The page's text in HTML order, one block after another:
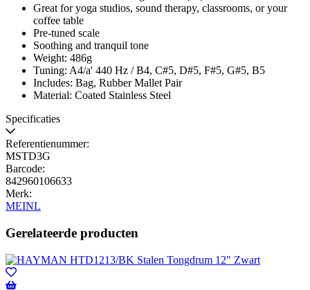
Great for yoga studios, sound therapy, classrooms, or your
coffee table
Pre-tuned scale
Soothing and tranquil tone
Weight: 486g
Tuning: A4/a' 440 Hz / B4, C#5, D#5, F#5, G#5, B5
Includes: Bag, Rubber Mallet Pair
Material: Coated Stainless Steel
Specificaties
Referentienummer:
MSTD3G
Barcode:
842960106633
Merk:
MEINL
Gerelateerde producten